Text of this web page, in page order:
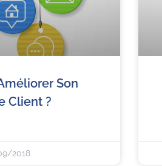
Son
Client ?
2018